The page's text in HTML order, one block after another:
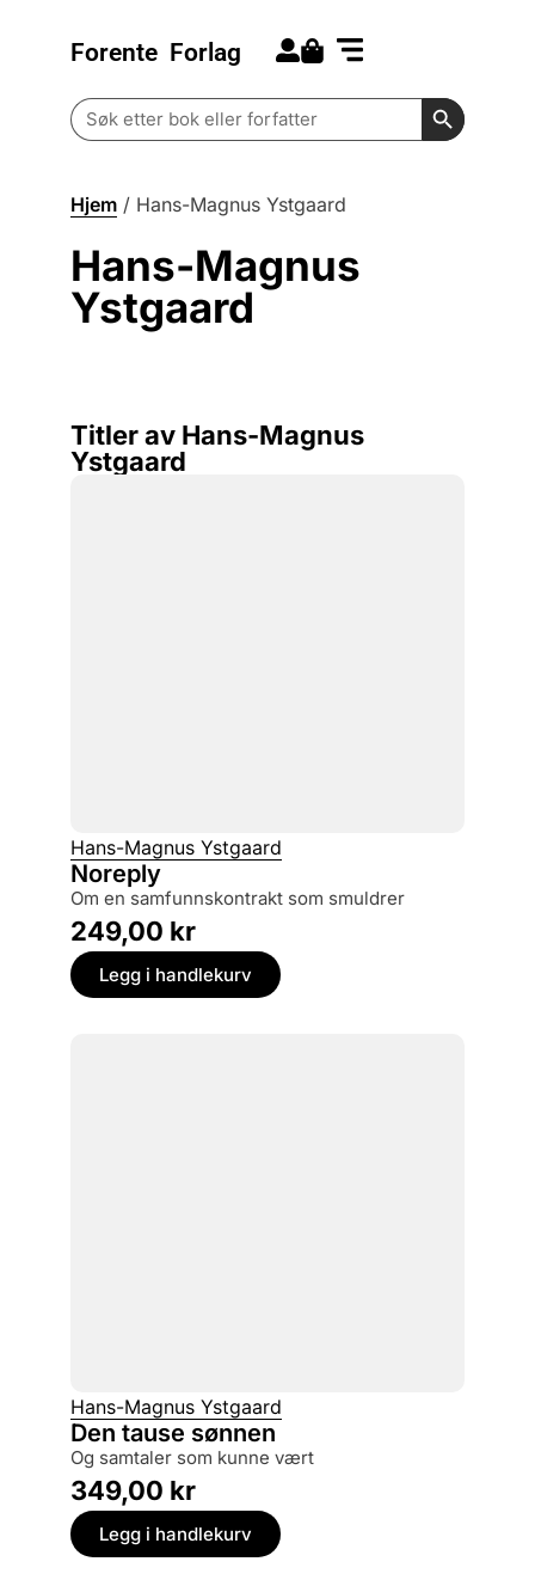
Forente Forlag
Search
for:
Search
Hjem / Hans-Magnus Ystgaard
Hans-Magnus
Ystgaard
Titler av Hans-Magnus
Ystgaard
Hans-Magnus Ystgaard
Noreply
om en samfunnskontrakt som smuldrer
249,00 kr
Legg i handlekurv
Hans-Magnus Ystgaard
Den tause sønnen
og samtaler som kunne vært
349,00 kr
Legg i handlekurv